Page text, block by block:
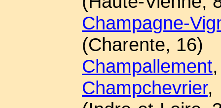
Champagne-
(Charente, 16)
Champallement
Champchevrier,